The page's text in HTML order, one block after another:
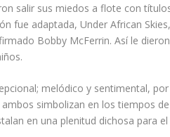
salir sus miedos a flote con
fue adaptada, Under African Skies
Bobby McFerrin. Así le
melódico y sentimental,
simbolizan en los tiempos
en una plenitud dichosa para el